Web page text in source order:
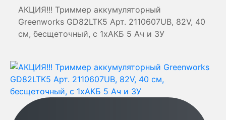
АКЦИЯ!!! Триммер аккумуляторный
Greenworks GD82LTK5 Арт. 2110607UB, 82V, 40
см, бесщеточный, с 1хАКБ 5 Ач и ЗУ